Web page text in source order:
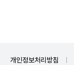
개인정보처리방침